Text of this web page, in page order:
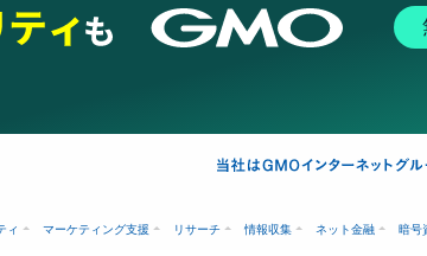
ィ マーケティング支援 リサーチ 情報収集 ネット金融 暗号